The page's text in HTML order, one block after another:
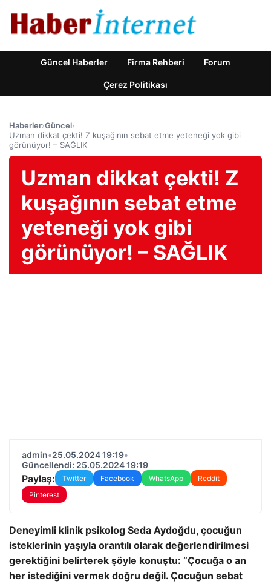
Güncel Haberler Firma Rehberi Forum
Çerez Politikası
Haberler›Güncel›
Uzman dikkat çekti! Z kuşağının sebat etme yeteneği yok gibi
görünüyor! – SAĞLIK
Uzman dikkat çekti! Z
kuşağının sebat etme
yeteneği yok gibi
görünüyor! – SAĞLIK
admin•25.05.2024 19:19•
Güncellendi: 25.05.2024 19:19
Paylaş: Twitter Facebook WhatsApp
Reddit
Pinterest
Deneyimli klinik psikolog Seda Aydoğdu, çocuğun
isteklerinin yaşıyla orantılı olarak değerlendirilmesi
gerektiğini belirterek şöyle konuştu: “Çocuğa o an
her istediğini vermek doğru değil. Çocuğun sebat